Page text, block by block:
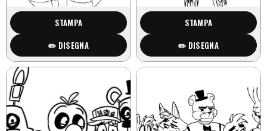
STAMPA
✏️ DISEGNA
STAMPA
✏️ DISEGNA